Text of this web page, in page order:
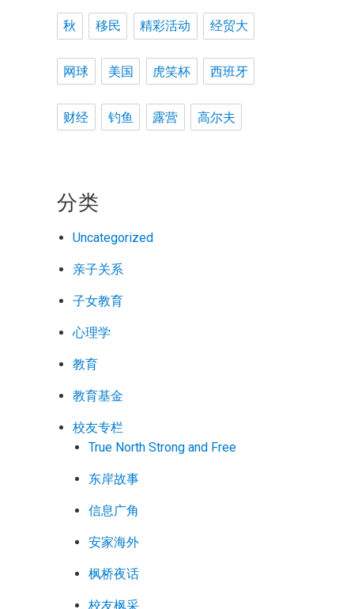
秋 移民 精彩活动 经贸大
网球 美国 虎笑杯 西班牙
财经 钓鱼 露营 高尔夫
分类
Uncategorized
亲子关系
子女教育
心理学
教育
教育基金
校友专栏
True North Strong and Free
东岸故事
信息广角
安家海外
枫桥夜话
校友枫采